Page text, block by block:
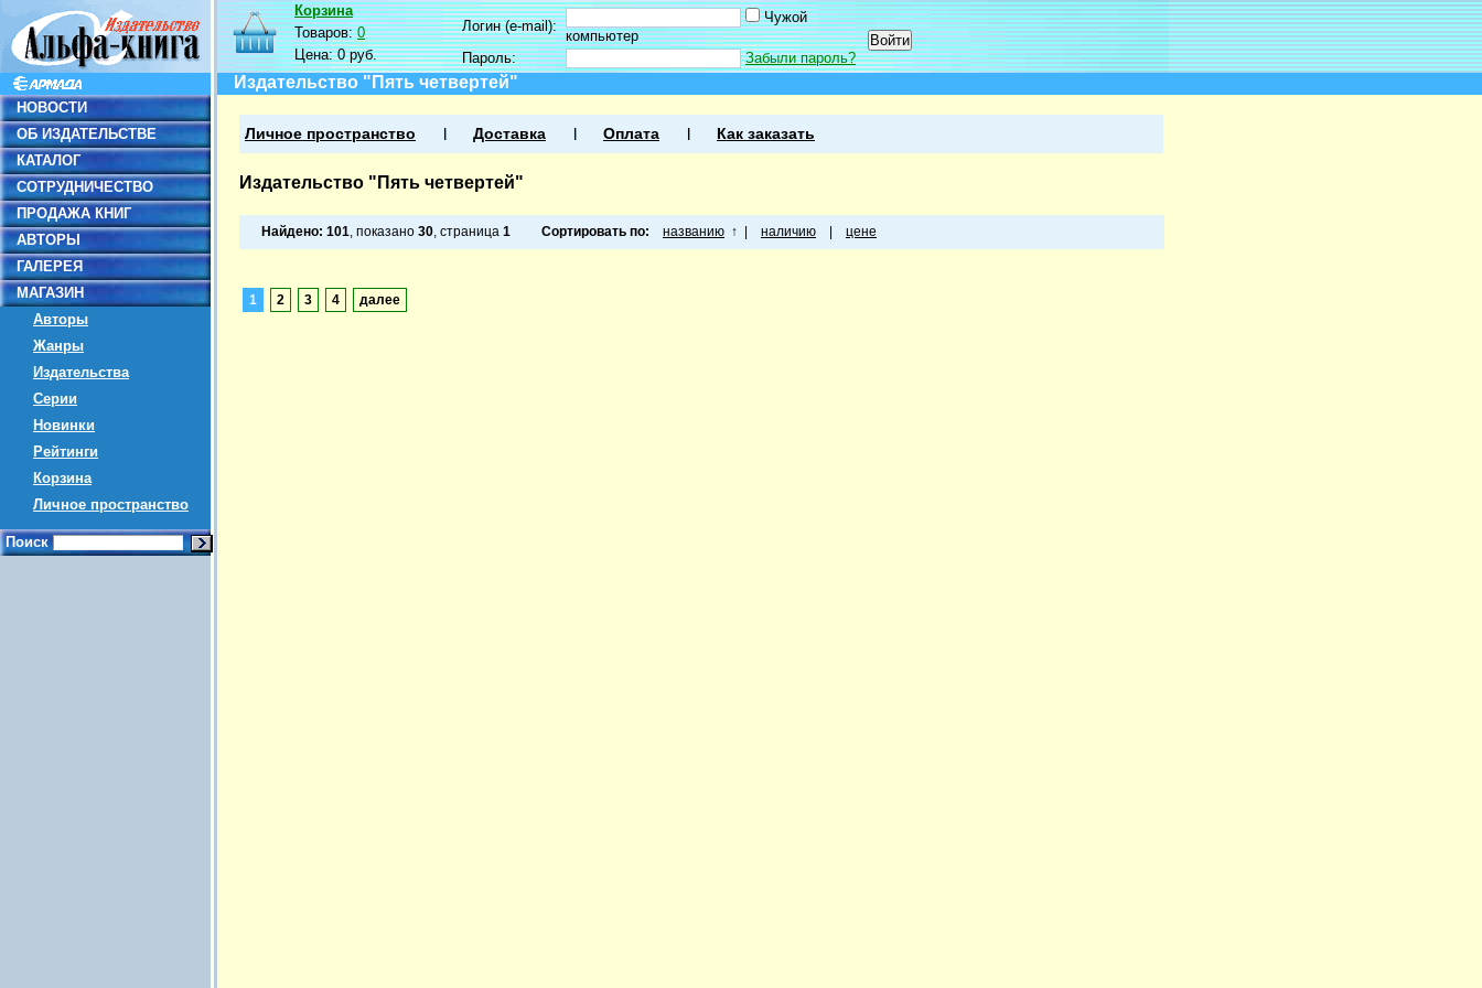
НОВОСТИ
ОБ ИЗДАТЕЛЬСТВЕ
КАТАЛОГ
СОТРУДНИЧЕСТВО
ПРОДАЖА КНИГ
АВТОРЫ
ГАЛЕРЕЯ
МАГАЗИН
Авторы
Жанры
Издательства
Серии
Новинки
Рейтинги
Корзина
Личное пространство
Поиск
Корзина
Товаров:0
Цена:0 руб.
Логин (e-mail):
Чужой
компьютер
Пароль:
Забыли пароль?
Издательство "Пять четвертей"
Личное пространство Доставка Оплата Как заказать
Издательство "Пять четвертей"
Найдено: 101, показано 30, страница 1 Сортировать по: названию ↑ наличию цене
1 2 3 4 далее